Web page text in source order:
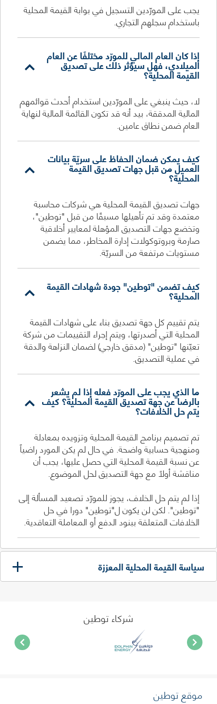
يجب على المورّدين التسجيل في بوابة القيمة المحلية
باستخدام سجلهم التجاري.
إذا كان العام المالي للمورّد مختلفًا عن العام
الميلادي، فهل سيؤثر ذلك على تصديق
القيمة المحلية؟
لا، حيث ينبغي على المورّدين استخدام أحدث قوائمهم
المالية المدققة، بيد أنه قد تكون القائمة المالية لنهاية
العام ضمن نطاق عامين.
كيف يمكن ضمان الحفاظ على سريّة بيانات
العميل من قبل جهات تصديق القيمة
المحلية؟
جهات تصديق القيمة المحلية هي شركات محاسبة
معتمدة وقد تم تأهيلها مسبقًا من قبل "توطين"،
وتخضع جهات التصديق المؤهلة لمعايير أخلاقية
صارمة وبروتوكولات إدارة المخاطر، مما يضمن
مستويات مرتفعة من السريّة.
كيف تضمن "توطين" جودة شهادات القيمة
المحلية؟
يتم تقييم كل جهة تصديق بناء على شهادات القيمة
المحلية التي أصدرتها، ويتم إجراء التقييمات من شركة
تعيّنها "توطين" (مدقق خارجي) لضمان النزاهة والدقة
في عملية التصديق.
ما الذي يجب على المورّد فعله إذا لم يشعر
بالرضا عن جهة تصديق القيمة المحلية؟ كيف
يتم حل الخلافات؟
تم تصميم برنامج القيمة المحلية وتزويده بمعادلة
ومنهجية حسابية واضحة. في حال لم يكن المورد راضياً
عن نسبة القيمة المحلية التي حصل عليها، يجب أن
مناقشة أولاً مع جهة التصديق لحل الموضوع.
إذا لم يتم حل الخلاف، يجوز للمورّد تصعيد المسألة إلى
"توطين". لكن لن يكون ل"توطين" دورا في حل
الخلافات المتعلقة ببنود الدفع أو المعاملة التعاقدية.
سياسة القيمة المحلية المعززة
شركاء توطين
موقع توطين